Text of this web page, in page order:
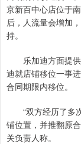
京新百中心店位于
后，人流量会增加
持。
乐加迪方面提供
迪就店铺移位一事
合同期限内移位。
“双方经历了多次
铺位置，并推翻原
关负责人称。